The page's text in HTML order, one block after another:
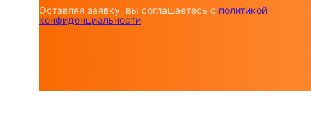
Оставляя заявку, вы соглашаетесь с политикой
конфиденциальности